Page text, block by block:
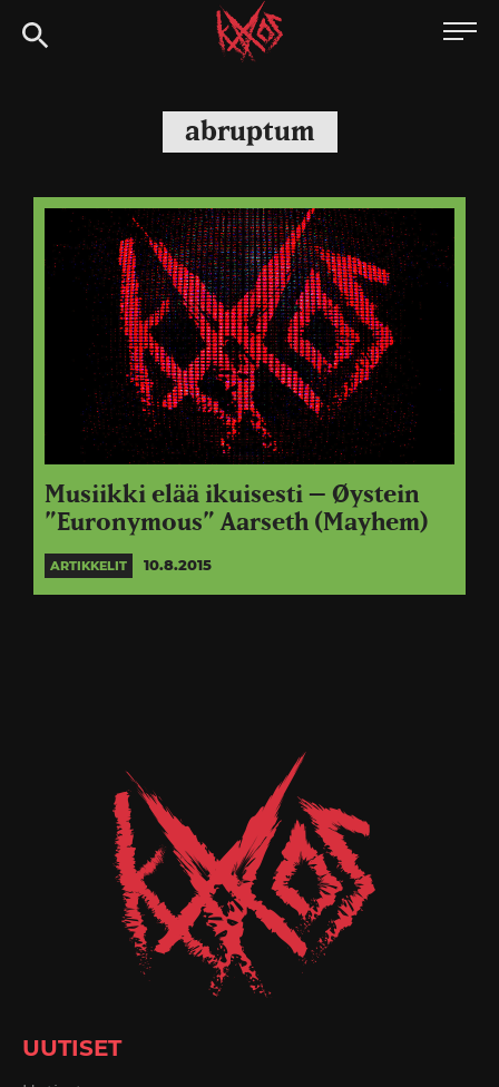
Siirry
suoraan
Kaaoszine
abruptum
Musiikki elää ikuisesti – Øystein
”Euronymous” Aarseth (Mayhem)
ARTIKKELIT 10.8.2015
UUTISET